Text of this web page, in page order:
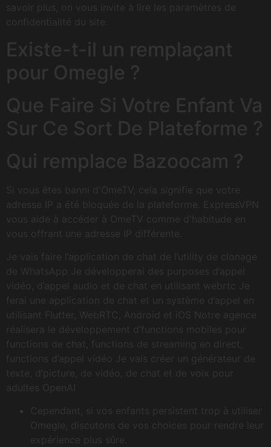
savoir plus, on vous invite à lire les paramètres de
confidentialité du site.
Existe-t-il un remplaçant
pour Omegle ?
Que Faire Si Votre Enfant Va
Sur Ce Sort De Plateforme ?
Qui remplace Bazoocam ?
Si vous êtes banni d'OmeTV, cela signifie que votre
adresse IP a été bloquée de la plateforme. ExpressVPN
vous aide à accéder à OmeTV comme d'habitude en
vous offrant une adresse IP différente.
Je vais faire l’application de chat de l’utility de clonage
de WhatsApp Je développerai des purposes d’appel
vidéo, d’appel audio et de chat en utilisant webrtc Je
ferai une application de chat et un système d’appel en
utilisant Flutter, WebRTC, Android et iOS Notre agence
réalisera le développement d’functions mobiles pour
functions de chat, functions de streaming en direct,
functions d’appel vidéo Je vais créer un générateur de
texte, d’picture, de vidéo, de chat et de voix pour
adultes OpenAI
Cependant, si vos enfants persistent trop à utiliser
Omegle, discutons de vos choices pour rendre leur
expérience plus sûre.